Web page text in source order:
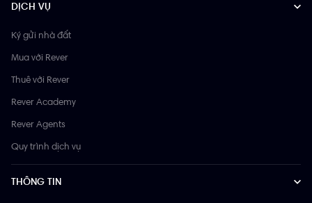
DỊCH VỤ
Ký gửi nhà đất
Mua với Rever
Thuê với Rever
Rever Academy
Rever Agents
Quy trình dịch vụ
THÔNG TIN